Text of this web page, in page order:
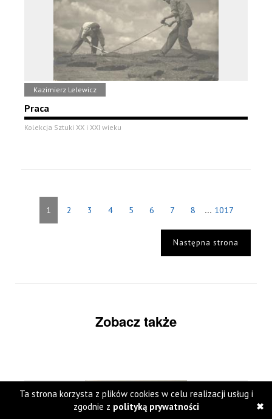
Kazimierz Lelewicz
Praca
Kolekcja Sztuki XX i XXI wieku
1 2 3 4 5 6 7 8 ... 1017
Następna strona
Zobacz także
Ta strona korzysta z plików cookies w celu realizacji usług i
zgodnie z polityką prywatności